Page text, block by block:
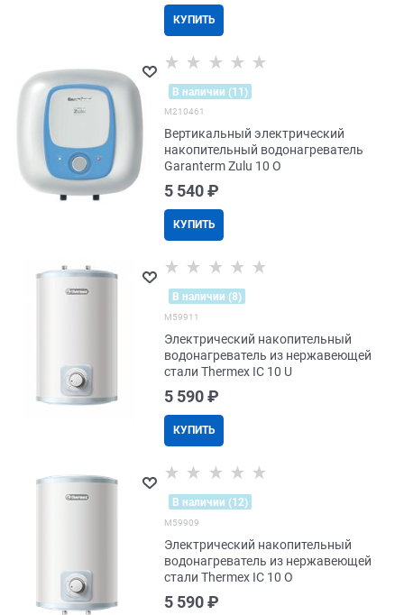
КУПИТЬ
В наличии (11)
M210461
Вертикальный электрический
накопительный водонагреватель
Garanterm Zulu 10 O
5 540 ₽
КУПИТЬ
В наличии (8)
M59911
Электрический накопительный
водонагреватель из нержавеющей
стали Thermex IC 10 U
5 590 ₽
КУПИТЬ
В наличии (12)
M59909
Электрический накопительный
водонагреватель из нержавеющей
стали Thermex IC 10 O
5 590 ₽